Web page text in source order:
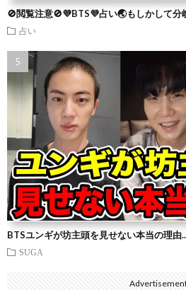
🚫閲覧注意🚫💜BTS💜占い🌏もしかして分
占い
BTSユンギが坊主頭を見せない本当の理由..
SUGA